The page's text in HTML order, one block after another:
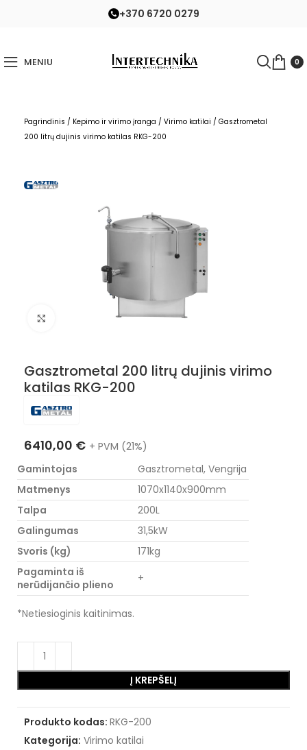
+370 6720 0279
MENIU 0
Pagrindinis / Kepimo ir virimo įranga / Virimo katilai / Gasztrometal
200 litrų dujinis virimo katilas RKG-200
Nuotraukos padidinimas
Gasztrometal 200 litrų dujinis virimo
katilas RKG-200
6410,00 € + PVM (21%)
Gamintojas
Gasztrometal, Vengrija
Matmenys
1070x1140x900mm
Talpa
200L
Galingumas
31,5kW
Svoris (kg)
171kg
Pagaminta iš
nerūdijančio plieno
+
*Netiesioginis kaitinimas.
Į KREPŠELĮ
Produkto kodas: RKG-200
Kategorija: Virimo katilai